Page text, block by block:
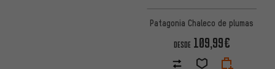
Patagonia Chaleco de plumas
DESDE 109,99€